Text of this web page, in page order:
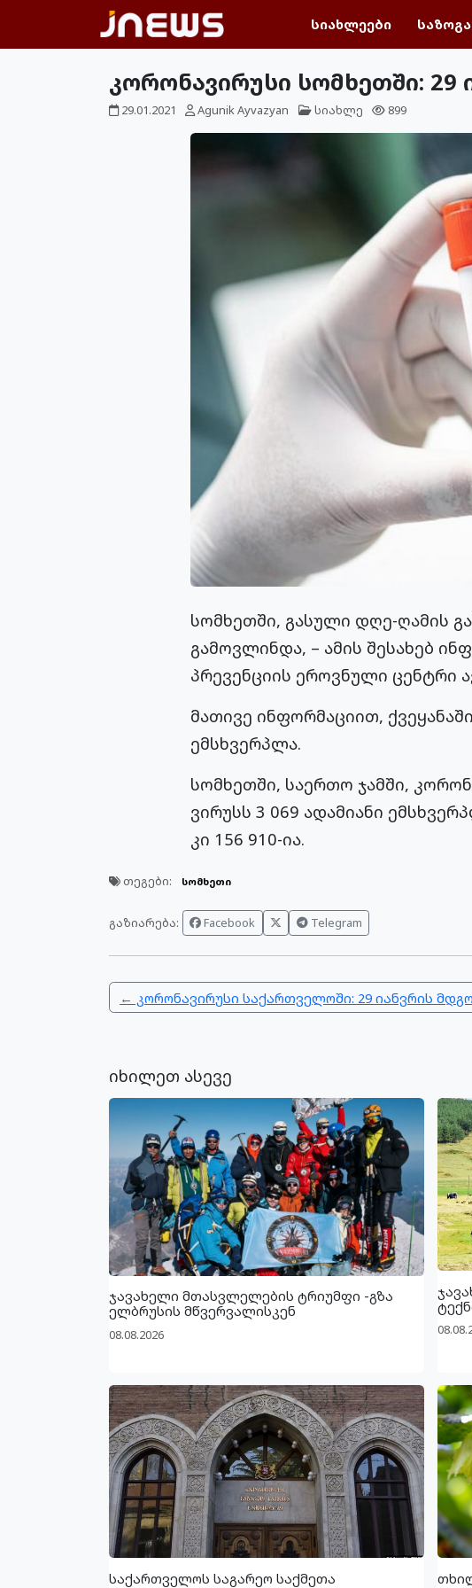
სიახლეები
კორონავირუსი სომხეთში: 29
29.01.2021 Agunik Ayvazyan სიახლე 899
სომხეთში, გასული დღე-ღამის
გამოვლინდა, – ამის შესახებ
პრევენციის ეროვნული ცენტრი
მათივე ინფორმაციით,
ემსხვერპლა.
სომხეთში, საერთო ჯამში,
ვირუსს 3 069 ადამიანი
კი 156 910-ია.
თეგები: სომხეთი
გაზიარება: Facebook Telegram
← კორონავირუსი საქართველოში: 29 იანვრის
იხილეთ ასევე
ჯავახელი მთასვლელების ტრიუმფი -გზა
ელბრუსის მწვერვალისკენ
08.08.2026
საქართველოს საგარეო საქმეთა